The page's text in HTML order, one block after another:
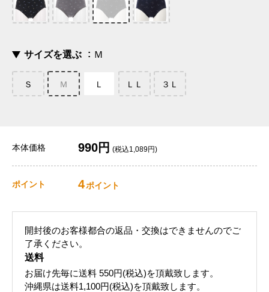
サイズを選ぶ Ｍ
Ｓ Ｍ Ｌ ＬＬ ３Ｌ
本体価格 990円 (税込1,089円)
ポイント 4ポイント
開封後のお客様都合の返品・交換はできませんのでご
了承ください。
送料
お届け先毎に送料 550円(税込)を頂戴致します。
沖縄県は送料1,100円(税込)を頂戴致します。